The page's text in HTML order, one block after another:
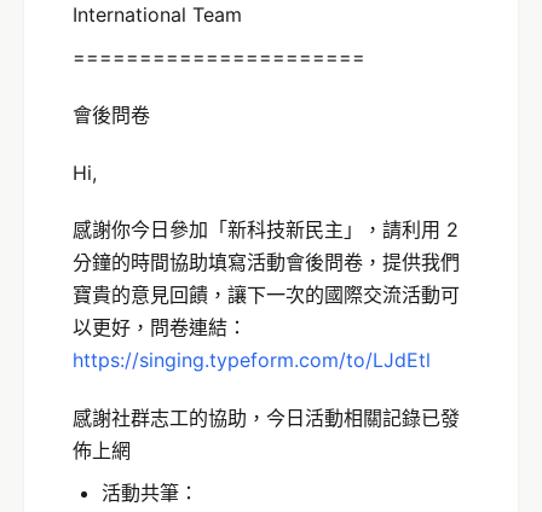
International Team
======================
會後問卷
Hi,
感謝你今日參加「新科技新民主」，請利用 2
分鐘的時間協助填寫活動會後問卷，提供我們
寶貴的意見回饋，讓下一次的國際交流活動可
以更好，問卷連結：
https://singing.typeform.com/to/LJdEtl
感謝社群志工的協助，今日活動相關記錄已發
佈上網
活動共筆：